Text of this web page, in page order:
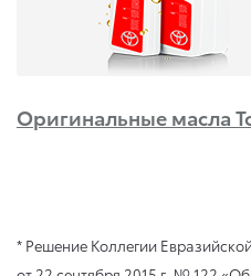
Оригинальные масла
* Решение Коллегии